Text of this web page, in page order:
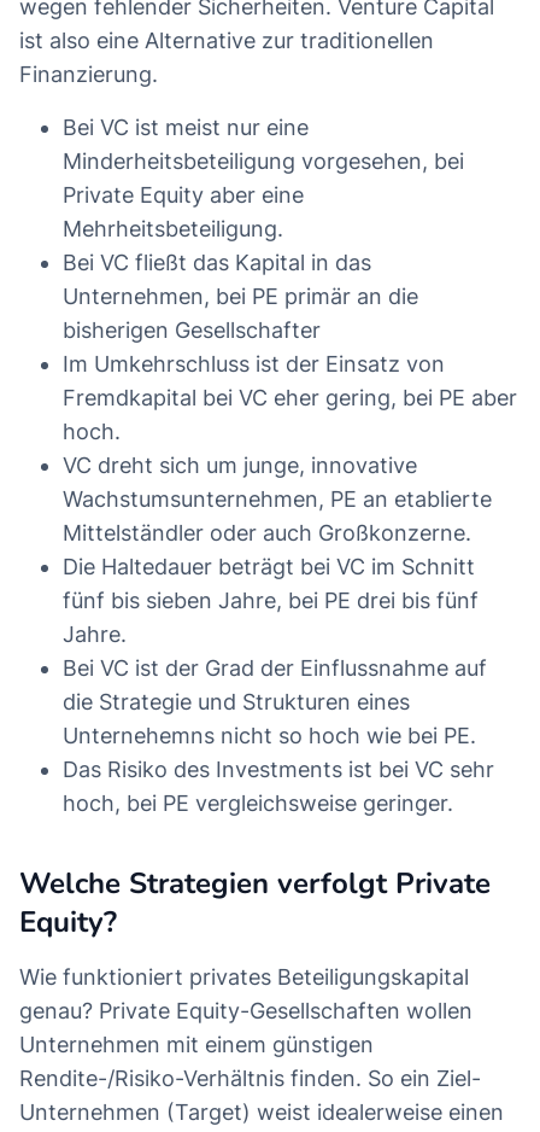
wegen fehlender Sicherheiten. Venture Capital
ist also eine Alternative zur traditionellen
Finanzierung.
Bei VC ist meist nur eine
Minderheitsbeteiligung vorgesehen, bei
Private Equity aber eine
Mehrheitsbeteiligung.
Bei VC fließt das Kapital in das
Unternehmen, bei PE primär an die
bisherigen Gesellschafter
Im Umkehrschluss ist der Einsatz von
Fremdkapital bei VC eher gering, bei PE aber
hoch.
VC dreht sich um junge, innovative
Wachstumsunternehmen, PE an etablierte
Mittelständler oder auch Großkonzerne.
Die Haltedauer beträgt bei VC im Schnitt
fünf bis sieben Jahre, bei PE drei bis fünf
Jahre.
Bei VC ist der Grad der Einflussnahme auf
die Strategie und Strukturen eines
Unternehemns nicht so hoch wie bei PE.
Das Risiko des Investments ist bei VC sehr
hoch, bei PE vergleichsweise geringer.
Welche Strategien verfolgt Private
Equity?
Wie funktioniert privates Beteiligungskapital
genau? Private Equity-Gesellschaften wollen
Unternehmen mit einem günstigen
Rendite-/Risiko-Verhältnis finden. So ein Ziel-
Unternehmen (Target) weist idealerweise einen